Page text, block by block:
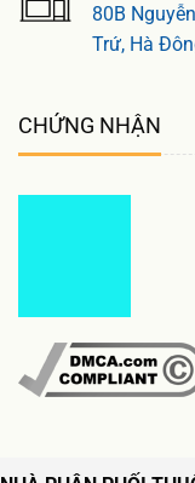
80B
Trứ, Hà
CHỨNG NHẬN